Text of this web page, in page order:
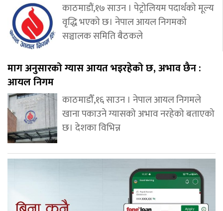
काठमाडौं,१७ साउन । पेट्रोलियम पदार्थको मूल्य
वृद्धि भएको छ। नेपाल आयल निगमको
सञ्चालक समिति बैठकले
माग अनुसारको ग्यास आयत भइरहेको छ, अभाव छैन :
आयल निगम
काठमाडौँ,१६ साउन । नेपाल आयल निगमले
खाना पकाउने ग्यासको अभाव नरहेको बताएको
छ। देशका विभिन्न